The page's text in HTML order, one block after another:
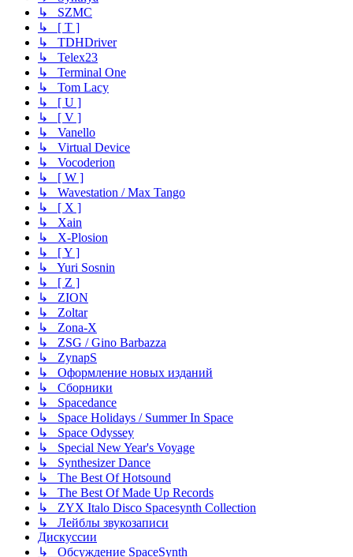
↳ SZMC
↳ [ T ]
↳ TDHDriver
↳ Telex23
↳ Terminal One
↳ Tom Lacy
↳ [ U ]
↳ [ V ]
↳ Vanello
↳ Virtual Device
↳ Vocoderion
↳ [ W ]
↳ Wavestation / Max Tango
↳ [ X ]
↳ Xain
↳ X-Plosion
↳ [ Y ]
↳ Yuri Sosnin
↳ [ Z ]
↳ ZION
↳ Zoltar
↳ Zona-X
↳ ZSG / Gino Barbazza
↳ ZynapS
↳ Оформление новых изданий
↳ Сборники
↳ Spacedance
↳ Space Holidays / Summer In Space
↳ Space Odyssey
↳ Special New Year's Voyage
↳ Synthesizer Dance
↳ The Best Of Hotsound
↳ The Best Of Made Up Records
↳ ZYX Italo Disco Spacesynth Collection
↳ Лейблы звукозаписи
Дискуссии
↳ Обсуждение SpaceSynth